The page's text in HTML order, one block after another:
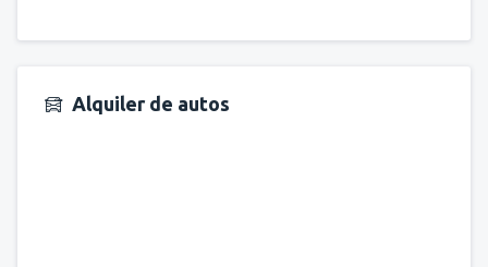
Alquiler de autos